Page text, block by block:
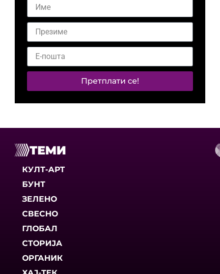
Претплати се!
ТЕМИ
КУЛТ-АРТ
БУНТ
ЗЕЛЕНО
СВЕСНО
ГЛОБАЛ
СТОРИЈА
ОРГАНИК